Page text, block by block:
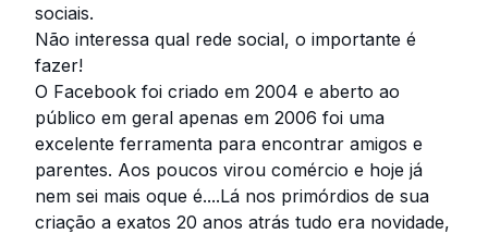
sociais.
Não interessa qual rede social, o importante é
fazer!
O Facebook foi criado em 2004 e aberto ao
público em geral apenas em 2006 foi uma
excelente ferramenta para encontrar amigos e
parentes. Aos poucos virou comércio e hoje já
nem sei mais oque é....Lá nos primórdios de sua
criação a exatos 20 anos atrás tudo era novidade,